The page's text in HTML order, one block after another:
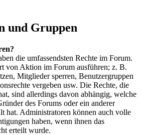
und Gruppen
die umfassendsten Rechte im Forum.
von Aktion im Forum ausführen; z. B.
Mitglieder sperren, Benutzergruppen
vergeben usw. Die Rechte, die
sind allerdings davon abhängig, welche
des Forums oder ein anderer
hat. Administratoren können auch volle
haben, wenn ihnen das
erteilt wurde.